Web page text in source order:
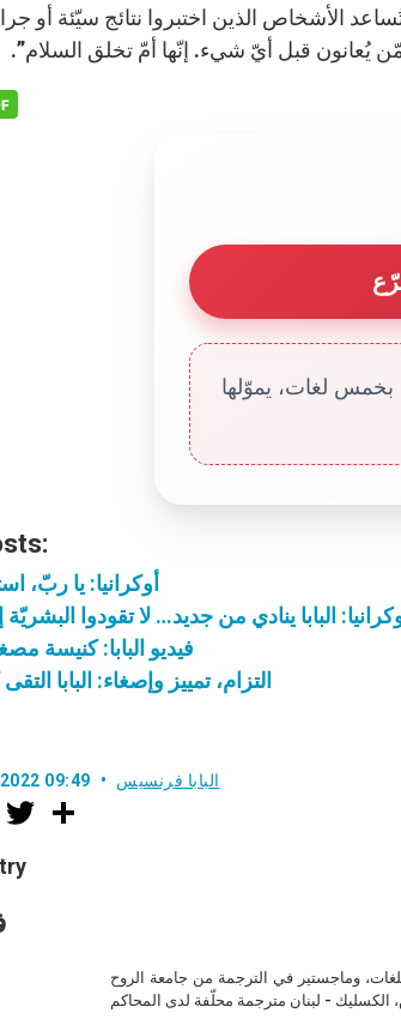
الأشخاص الذين اختبروا نتائج سيّئة أو
يُعانون قبل أيّ شيء. إنّها أمّ تخلق السلام”.
بخمس لغات، يموّلها
أوكرانيا: يا ربّ،
البابا ينادي من جديد… لا تقودوا البشريّة
فيديو البابا: كنيسة
التزام، تمييز وإصغاء: البابا
09:49 البابا فرنسيس
F
a w
وماجستير في الترجمة من جامعة الروح
الكسليك - لبنان مترجمة محلّفة لدى المحاكم